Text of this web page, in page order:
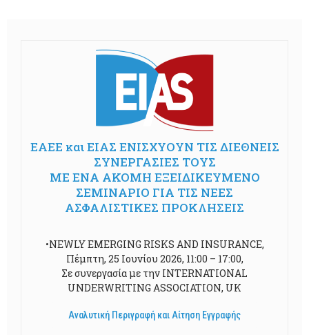
ΕΑΕΕ και ΕΙΑΣ ΕΝΙΣΧΥΟΥΝ ΤΙΣ ΔΙΕΘΝΕΙΣ
ΣΥΝΕΡΓΑΣΙΕΣ ΤΟΥΣ
ΜΕ ΕΝΑ ΑΚΟΜΗ ΕΞΕΙΔΙΚΕΥΜΕΝΟ
ΣΕΜΙΝΑΡΙΟ ΓΙΑ ΤΙΣ ΝΕΕΣ
ΑΣΦΑΛΙΣΤΙΚΕΣ ΠΡΟΚΛΗΣΕΙΣ
•NEWLY EMERGING RISKS AND INSURANCE,
Πέμπτη, 25 Ιουνίου 2026, 11:00 – 17:00,
Σε συνεργασία με την INTERNATIONAL
UNDERWRITING ASSOCIATION, UK
Αναλυτική Περιγραφή και Αίτηση Εγγραφής